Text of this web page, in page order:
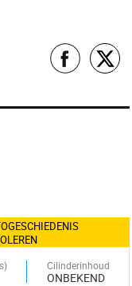
Cilinderinhoud
ONBEKEND